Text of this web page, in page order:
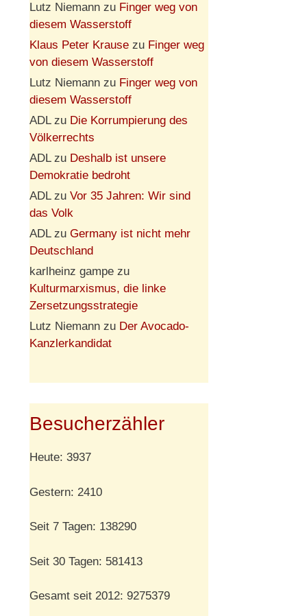
Lutz Niemann zu Finger weg von
diesem Wasserstoff
Klaus Peter Krause zu Finger weg
von diesem Wasserstoff
Lutz Niemann zu Finger weg von
diesem Wasserstoff
ADLzu Die Korrumpierung des
Völkerrechts
ADLzu Deshalb ist unsere
Demokratie bedroht
ADLzu Vor 35 Jahren: Wir sind
das Volk
ADLzu Germany ist nicht mehr
Deutschland
karlheinz gampe zu
Kulturmarxismus, die linke
Zersetzungsstrategie
Lutz Niemann zu Der Avocado-
Kanzlerkandidat
Besucherzähler
Heute: 3937
Gestern: 2410
Seit 7 Tagen: 138290
Seit 30 Tagen: 581413
Gesamt seit 2012: 9275379